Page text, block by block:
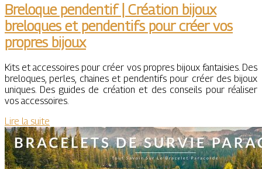
Breloque ­pen­den­tif | Création bijoux
breloques et pendentifs pour créer vos
propres bijoux
Kits et accessoires pour créer vos propres bijoux fantaisies. Des
breloques, perles, chaines et pendentifs pour créer des bijoux
uniques. Des guides de création et des conseils pour réaliser
vos accessoires.
Lire la suite